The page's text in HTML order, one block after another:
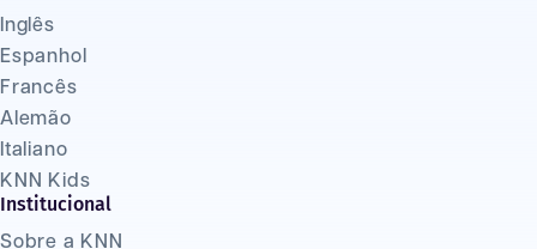
Inglês
Espanhol
Francês
Alemão
Italiano
KNN Kids
Institucional
Sobre a KNN